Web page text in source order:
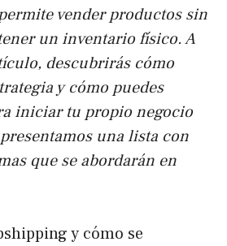
vender productos sin
un inventario físico. A
descubrirás cómo
y cómo puedes
iniciar tu propio negocio
una lista con
que se abordarán en
y cómo se